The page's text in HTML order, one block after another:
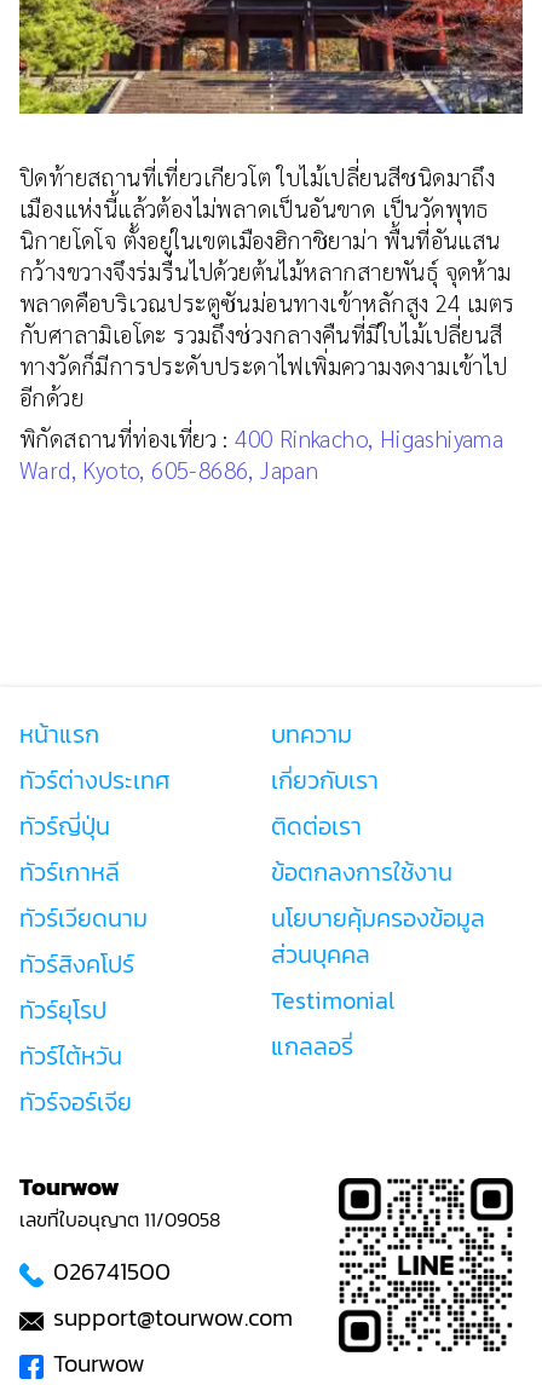
ปิดท้ายสถานที่เที่ยวเกียวโต ใบไม้เปลี่ยนสีชนิดมาถึง
เมืองแห่งนี้แล้วต้องไม่พลาดเป็นอันขาด เป็นวัดพุทธ
นิกายโดโจ ตั้งอยู่ในเขตเมืองฮิกาชิยาม่า พื้นที่อันแสน
กว้างขวางจึงร่มรื่นไปด้วยต้นไม้หลากสายพันธุ์ จุดห้าม
พลาดคือบริเวณประตูซันม่อนทางเข้าหลักสูง 24 เมตร
กับศาลามิเอโดะ รวมถึงช่วงกลางคืนที่มีใบไม้เปลี่ยนสี
ทางวัดก็มีการประดับประดาไฟเพิ่มความงดงามเข้าไป
อีกด้วย
พิกัดสถานที่ท่องเที่ยว :400 Rinkacho, Higashiyama
Ward, Kyoto, 605-8686, Japan
หน้าแรก
ทัวร์ต่างประเทศ
ทัวร์ญี่ปุ่น
ทัวร์เกาหลี
ทัวร์เวียดนาม
ทัวร์สิงคโปร์
ทัวร์ยุโรป
ทัวร์ไต้หวัน
ทัวร์จอร์เจีย
บทความ
เกี่ยวกับเรา
ติดต่อเรา
ข้อตกลงการใช้งาน
นโยบายคุ้มครองข้อมูล
ส่วนบุคคล
Testimonial
แกลลอรี่
Tourwow
เลขที่ใบอนุญาต 11/09058
026741500
support@tourwow.com
Tourwow